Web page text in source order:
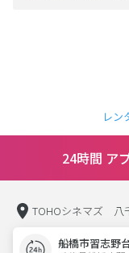
レン
24時間 ア
TOHOシネマズ 八
船橋市習志野